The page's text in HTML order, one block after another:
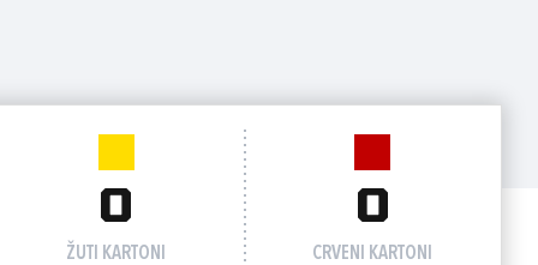
0
ŽUTI KARTONI
0
CRVENI KARTONI